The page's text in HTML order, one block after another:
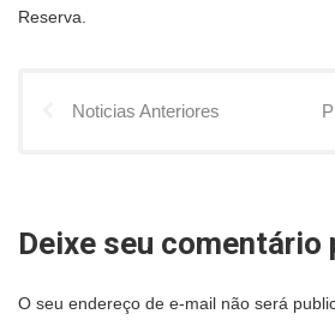
Reserva.
Noticias Anteriores
Deixe seu comentário
O seu endereço de e-mail não será